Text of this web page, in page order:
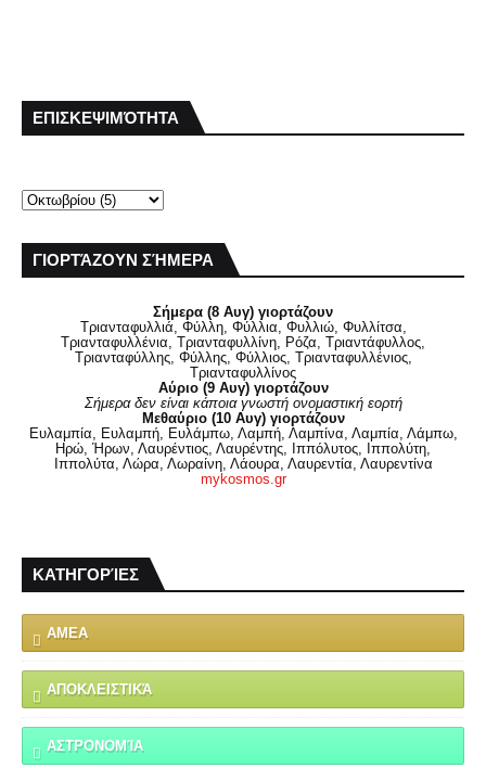
ΕΠΙΣΚΕΨΙΜΌΤΗΤΑ
ΓΙΟΡΤΆΖΟΥΝ ΣΉΜΕΡΑ
Σήμερα (8 Αυγ) γιορτάζουν
Τριανταφυλλιά, Φύλλη, Φύλλια, Φυλλιώ, Φυλλίτσα,
Τριανταφυλλένια, Τριανταφυλλίνη, Ρόζα, Τριαντάφυλλος,
Τριανταφύλλης, Φύλλης, Φύλλιος, Τριανταφυλλένιος,
Τριανταφυλλίνος
Αύριο (9 Αυγ) γιορτάζουν
Σήμερα δεν είναι κάποια γνωστή ονομαστική εορτή
Μεθαύριο (10 Αυγ) γιορτάζουν
Ευλαμπία, Ευλαμπή, Ευλάμπω, Λαμπή, Λαμπίνα, Λαμπία, Λάμπω,
Ηρώ, Ήρων, Λαυρέντιος, Λαυρέντης, Ιππόλυτος, Ιππολύτη,
Ιππολύτα, Λώρα, Λωραίνη, Λάουρα, Λαυρεντία, Λαυρεντίνα
mykosmos.gr
ΚΑΤΗΓΟΡΊΕΣ
ΑΜΕΑ
ΑΠΟΚΛΕΙΣΤΙΚΆ
ΑΣΤΡΟΝΟΜΊΑ